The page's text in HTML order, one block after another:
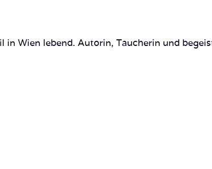
in Wien lebend. Autorin, Taucherin und